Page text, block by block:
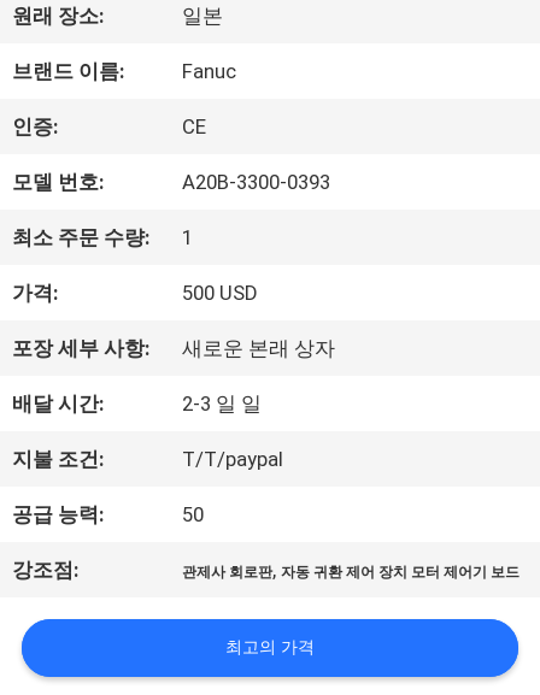
소
개
동
영
상
회
사
소
개
공
장
원래 장소: 일본
브랜드 이름: Fanuc
인증: CE
모델 번호: A20B-3300-0393
최소 주문 수량: 1
가격: 500 USD
포장 세부 사항: 새로운 본래 상자
배달 시간: 2-3 일 일
지불 조건: T/T/paypal
공급 능력: 50
강조점: 관제사 회로판,자동 귀환 제어 장치 모터 제어기 보드
최고의 가격